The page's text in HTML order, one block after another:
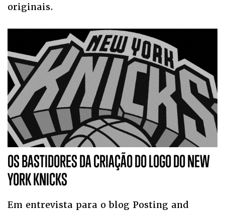
originais.
OS BASTIDORES DA CRIAÇÃO DO LOGO DO NEW
YORK KNICKS
Em entrevista para o blog Posting and